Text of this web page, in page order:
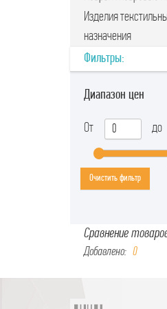
Изделия
назначения
Фильтры:
Диапазон цен
От до
Очистить фильтр
Сравнение
Добавлено: 0